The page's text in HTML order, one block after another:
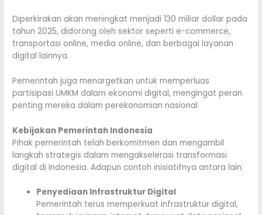
Diperkirakan akan meningkat menjadi 130 miliar dollar pada
tahun 2025, didorong oleh sektor seperti e-commerce,
transportasi online, media online, dan berbagai layanan
digital lainnya.
Pemerintah juga menargetkan untuk memperluas
partisipasi UMKM dalam ekonomi digital, mengingat peran
penting mereka dalam perekonomian nasional
Kebijakan Pemerintah Indonesia
Pihak pemerintah telah berkomitmen dan mengambil
langkah strategis dalam mengakselerasi transformasi
digital di Indonesia. Adapun contoh inisiatifnya antara lain:
Penyediaan Infrastruktur Digital
Pemerintah terus memperkuat infrastruktur digital,